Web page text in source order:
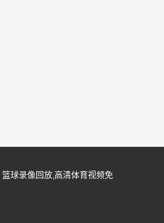
球录像回放,高清体育视频免